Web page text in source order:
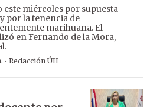
miércoles por supuesta
por la tenencia de
marihuana. El
en Fernando de la Mora,
· Redacción ÚH